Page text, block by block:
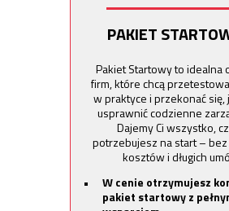
Pakiet Startowy to idealna
firm, które chcą
w praktyce i przekonać się,
usprawnić codzienne
Dajemy Ci wszystko,
potrzebujesz na start –
kosztów i długich
PAKIET
W cenie otrzymujesz
pakiet startowy z